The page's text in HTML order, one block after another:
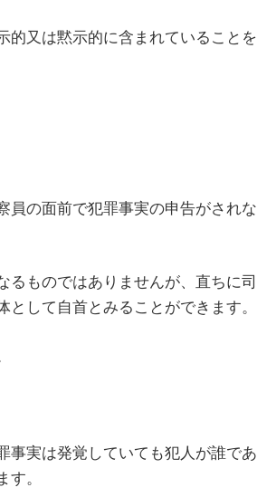
的又は黙示的に含まれていることを
員の面前で犯罪事実の申告がされな
ものではありませんが、直ちに司
して自首とみることができます。
事実は発覚していても犯人が誰であ
。